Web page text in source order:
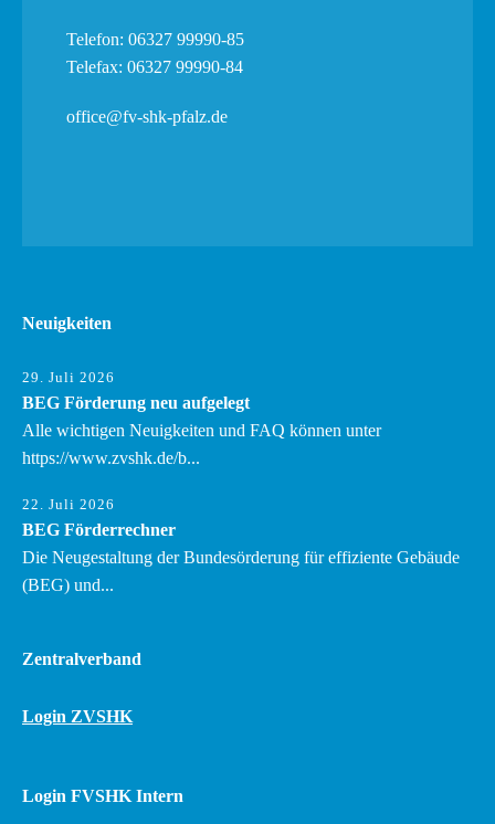
Telefon: 06327 99990-85
Telefax: 06327 99990-84
office@fv-shk-pfalz.de
Neuigkeiten
29. Juli 2026
BEG Förderung neu aufgelegt
Alle wichtigen Neuigkeiten und FAQ können unter
https://www.zvshk.de/b...
22. Juli 2026
BEG Förderrechner
Die Neugestaltung der Bundesörderung für effiziente Gebäude
(BEG) und...
Zentralverband
Login ZVSHK
Login FVSHK Intern